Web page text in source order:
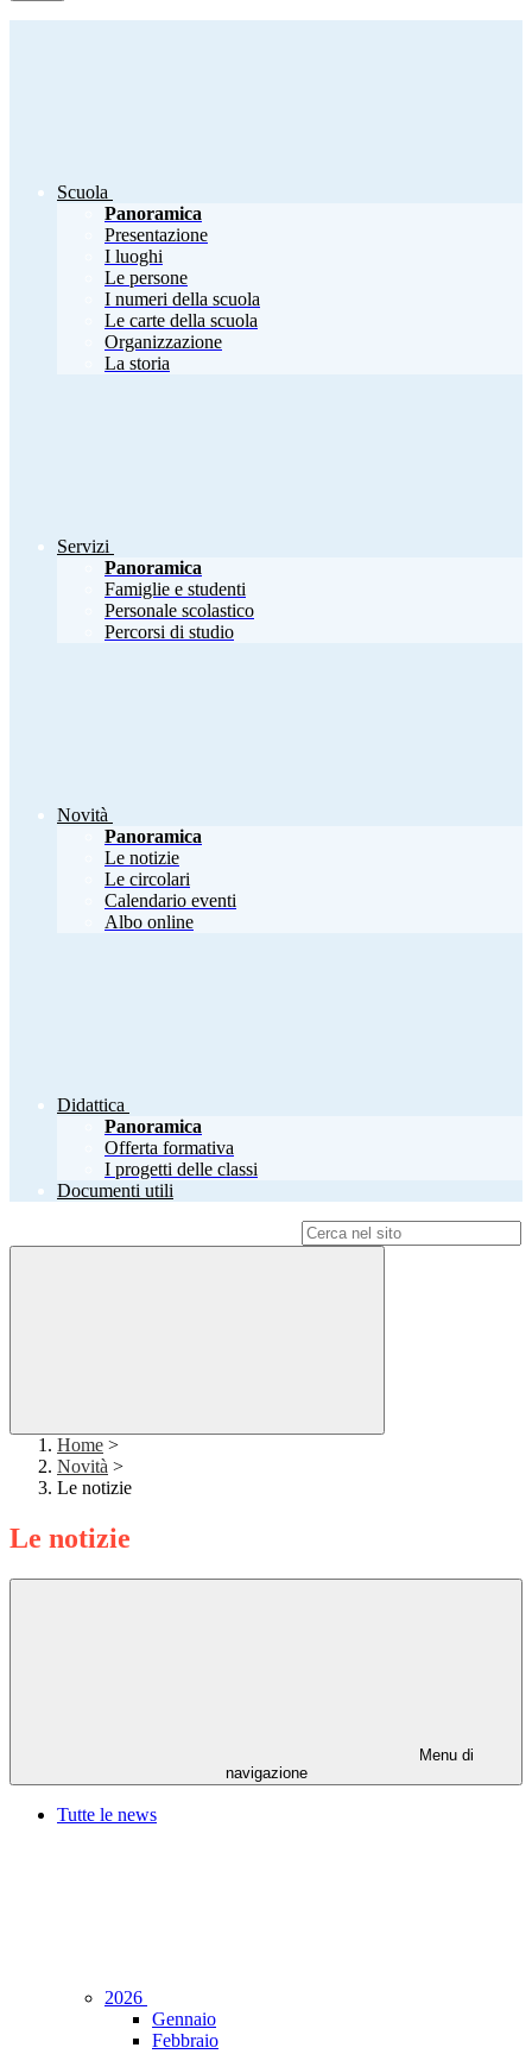
Scuola
Panoramica
Presentazione
I luoghi
Le persone
I numeri della scuola
Le carte della scuola
Organizzazione
La storia
Servizi
Panoramica
Famiglie e studenti
Personale scolastico
Percorsi di studio
Novità
Panoramica
Le notizie
Le circolari
Calendario eventi
Albo online
Didattica
Panoramica
Offerta formativa
I progetti delle classi
Documenti utili
Home >
Novità >
Le notizie
Le notizie
Menu di
navigazione
Tutte le news
2026
Gennaio
Febbraio